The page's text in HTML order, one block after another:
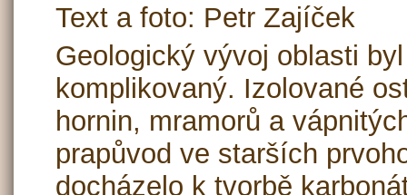
Text a foto: Petr Zajíček
Geologický vývoj oblasti
komplikovaný. Izolované
hornin, mramorů a
prapůvod ve starších
docházelo k tvorbě